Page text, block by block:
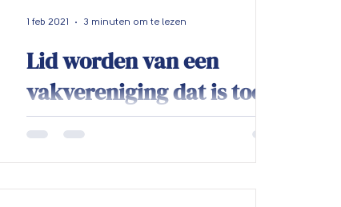
Lid worden van een
vakvereniging dat is toch
zo jaren 70?!
1 feb 2021 3 minuten om te lezen